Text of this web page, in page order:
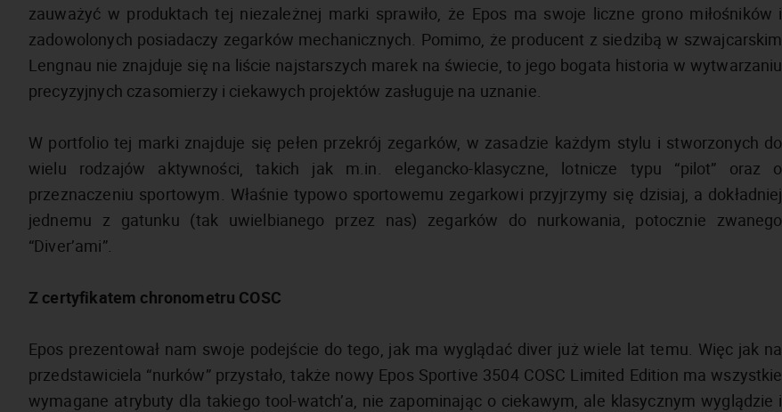
zauważyć w produktach tej niezależnej marki sprawiło, że Epos ma swoje liczne grono miłośników i
zadowolonych posiadaczy zegarków mechanicznych. Pomimo, że producent z siedzibą w szwajcarskim
Lengnau nie znajduje się na liście najstarszych marek na świecie, to jego bogata historia w wytwarzaniu
precyzyjnych czasomierzy i ciekawych projektów zasługuje na uznanie.
W portfolio tej marki znajduje się pełen przekrój zegarków, w zasadzie każdym stylu i stworzonych do
wielu rodzajów aktywności, takich jak m.in. elegancko-klasyczne, lotnicze typu “pilot” oraz o
przeznaczeniu sportowym. Właśnie typowo sportowemu zegarkowi przyjrzymy się dzisiaj, a dokładniej
jednemu z gatunku (tak uwielbianego przez nas) zegarków do nurkowania, potocznie zwanego
“Diver’ami”.
Z certyfikatem chronometru COSC
Epos prezentował nam swoje podejście do tego, jak ma wyglądać diver już wiele lat temu. Więc jak na
przedstawiciela “nurków” przystało, także nowy Epos Sportive 3504 COSC Limited Edition ma wszystkie
wymagane atrybuty dla takiego tool-watch’a, nie zapominając o ciekawym, ale klasycznym wyglądzie i